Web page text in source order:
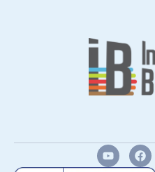
Y
o
F
a